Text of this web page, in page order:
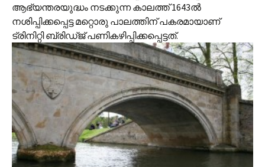
ആഭ്യന്തരയുദ്ധം നടക്കുന്ന കാലത്ത് 1643ല്‍
നശിപ്പിക്കപ്പെട്ട മറ്റൊരു പാലത്തിന് പകരമായാണ്
ട്രിനിറ്റി ബ്രിഡ്‌ജ് പണികഴിപ്പിക്കപ്പെട്ടത്.